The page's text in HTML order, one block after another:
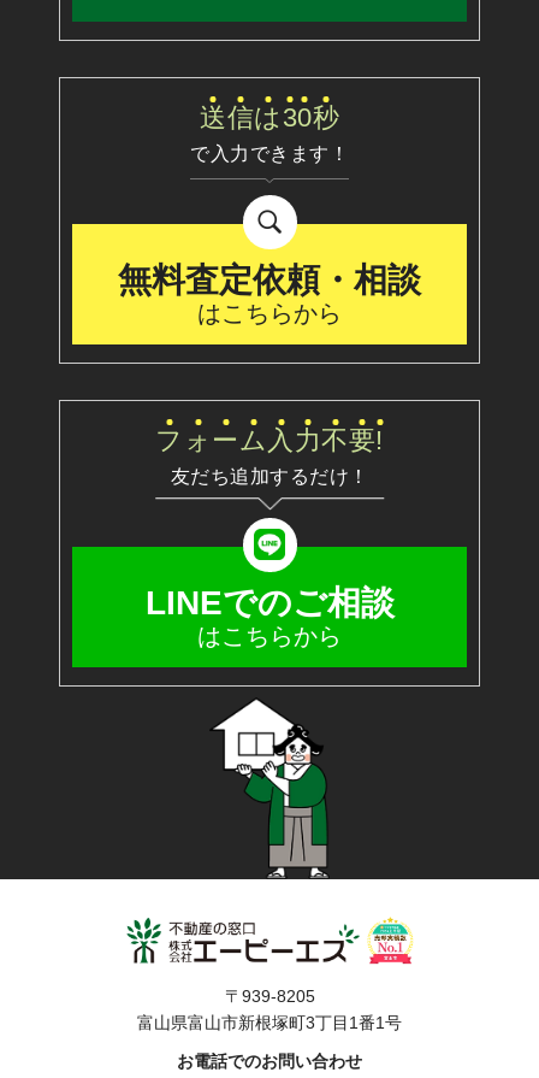
送信は 30秒
で入力できます！
無料査定依頼・相談
はこちらから
フ ォ ーム 入 力不要!
友だち追加するだけ！
LINEでのご相談
はこちらから
〒939-8205
富山県富山市新根塚町3丁目1番1号
お電話でのお問い合わせ